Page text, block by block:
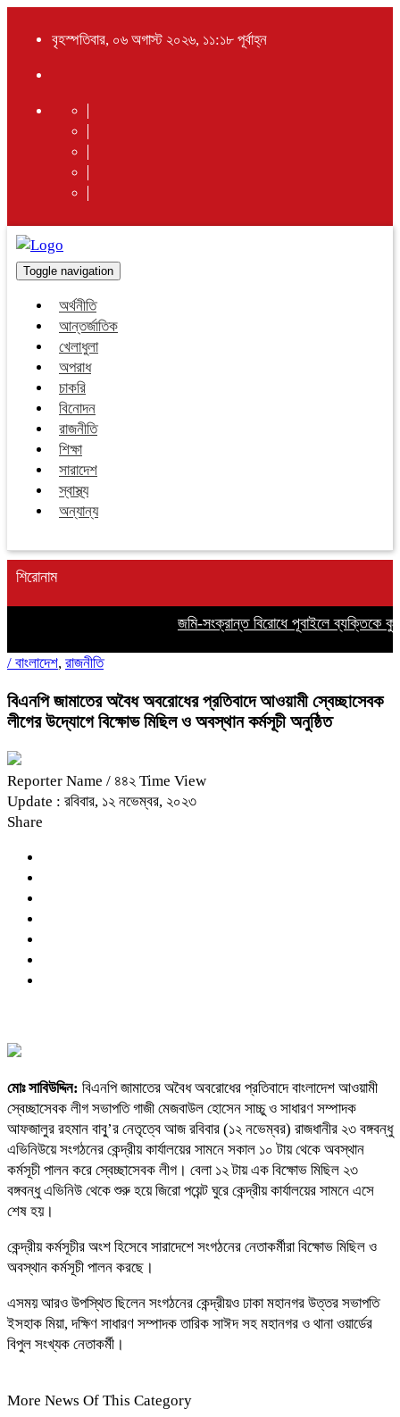
বৃহস্পতিবার, ০৬ অগাস্ট ২০২৬, ১১:১৮ পূর্বাহ্ন
Toggle navigation
অর্থনীতি
আন্তর্জাতিক
খেলাধুলা
অপরাধ
চাকরি
বিনোদন
রাজনীতি
শিক্ষা
সারাদেশ
স্বাস্থ্য
অন্যান্য
শিরোনাম
জমি-সংক্রান্ত বিরোধে পূবাইলে ব্যক্তিকে
/ বাংলাদেশ, রাজনীতি
বিএনপি জামাতের অবৈধ অবরোধের প্রতিবাদে আওয়ামী স্বেচ্ছাসেবক
লীগের উদ্যোগে বিক্ষোভ মিছিল ও অবস্থান কর্মসূচী অনুষ্ঠিত
Reporter Name / ৪৪২ Time View
Update : রবিবার, ১২ নভেম্বর, ২০২৩
Share
মোঃ সাবিউদ্দিন: বিএনপি জামাতের অবৈধ অবরোধের প্রতিবাদে বাংলাদেশ আওয়ামী
স্বেচ্ছাসেবক লীগ সভাপতি গাজী মেজবাউল হোসেন সাচ্চু ও সাধারণ সম্পাদক
আফজালুর রহমান বাবু্’র নেতৃত্বে আজ রবিবার (১২ নভেম্বর) রাজধানীর ২৩ বঙ্গবন্ধু
এভিনিউয়ে সংগঠনের কেন্দ্রীয় কার্যালয়ের সামনে সকাল ১০ টায় থেকে অবস্থান
কর্মসূচী পালন করে স্বেচ্ছাসেবক লীগ। বেলা ১২ টায় এক বিক্ষোভ মিছিল ২৩
বঙ্গবন্ধু এভিনিউ থেকে শুরু হয়ে জিরো পয়েন্ট ঘুরে কেন্দ্রীয় কার্যালয়ের সামনে এসে
শেষ হয়।
কেন্দ্রীয় কর্মসূচীর অংশ হিসেবে সারাদেশে সংগঠনের নেতাকর্মীরা বিক্ষোভ মিছিল ও
অবস্থান কর্মসূচী পালন করছে।
এসময় আরও উপস্থিত ছিলেন সংগঠনের কেন্দ্রীয়ও ঢাকা মহানগর উত্তর সভাপতি
ইসহাক মিয়া, দক্ষিণ সাধারণ সম্পাদক তারিক সাঈদ সহ মহানগর ও থানা ওয়ার্ডের
বিপুল সংখ্যক নেতাকর্মী।
More News Of This Category